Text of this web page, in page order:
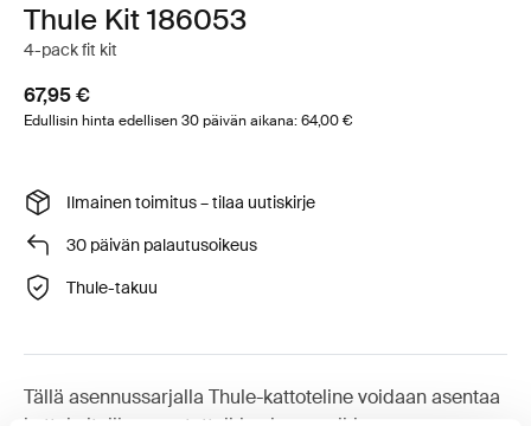
Thule Kit 186053
4-pack fit kit
67,95 €
Edullisin hinta edellisen 30 päivän aikana: 64,00 €
Ilmainen toimitus – tilaa uutiskirje
30 päivän palautusoikeus
Thule-takuu
Tällä asennussarjalla Thule-kattoteline voidaan asentaa